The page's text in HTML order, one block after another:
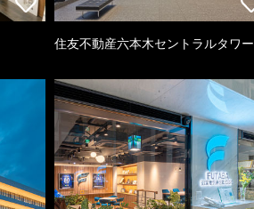
住友不動産六本木セントラルタワー